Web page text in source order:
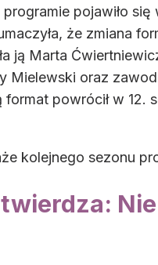
pojawiło
że zmiana
ją Marta
Mielewski oraz
powrócił w 12.
kolejnego sezonu